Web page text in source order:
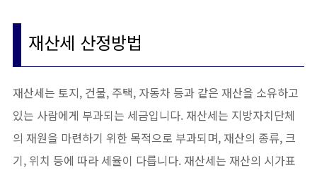
재산세 산정방법
재산세는 토지, 건물, 주택, 자동차 등과 같은 재산을 소유하고
있는 사람에게 부과되는 세금입니다. 재산세는 지방자치단체
의 재원을 마련하기 위한 목적으로 부과되며, 재산의 종류, 크
기, 위치 등에 따라 세율이 다릅니다. 재산세는 재산의 시가표